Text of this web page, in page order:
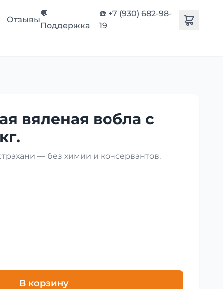
Отзывы
💬
Поддержка
☎️ +7 (930) 682-98-
19
вяленая вобла с
— без химии и консервантов.
В корзину